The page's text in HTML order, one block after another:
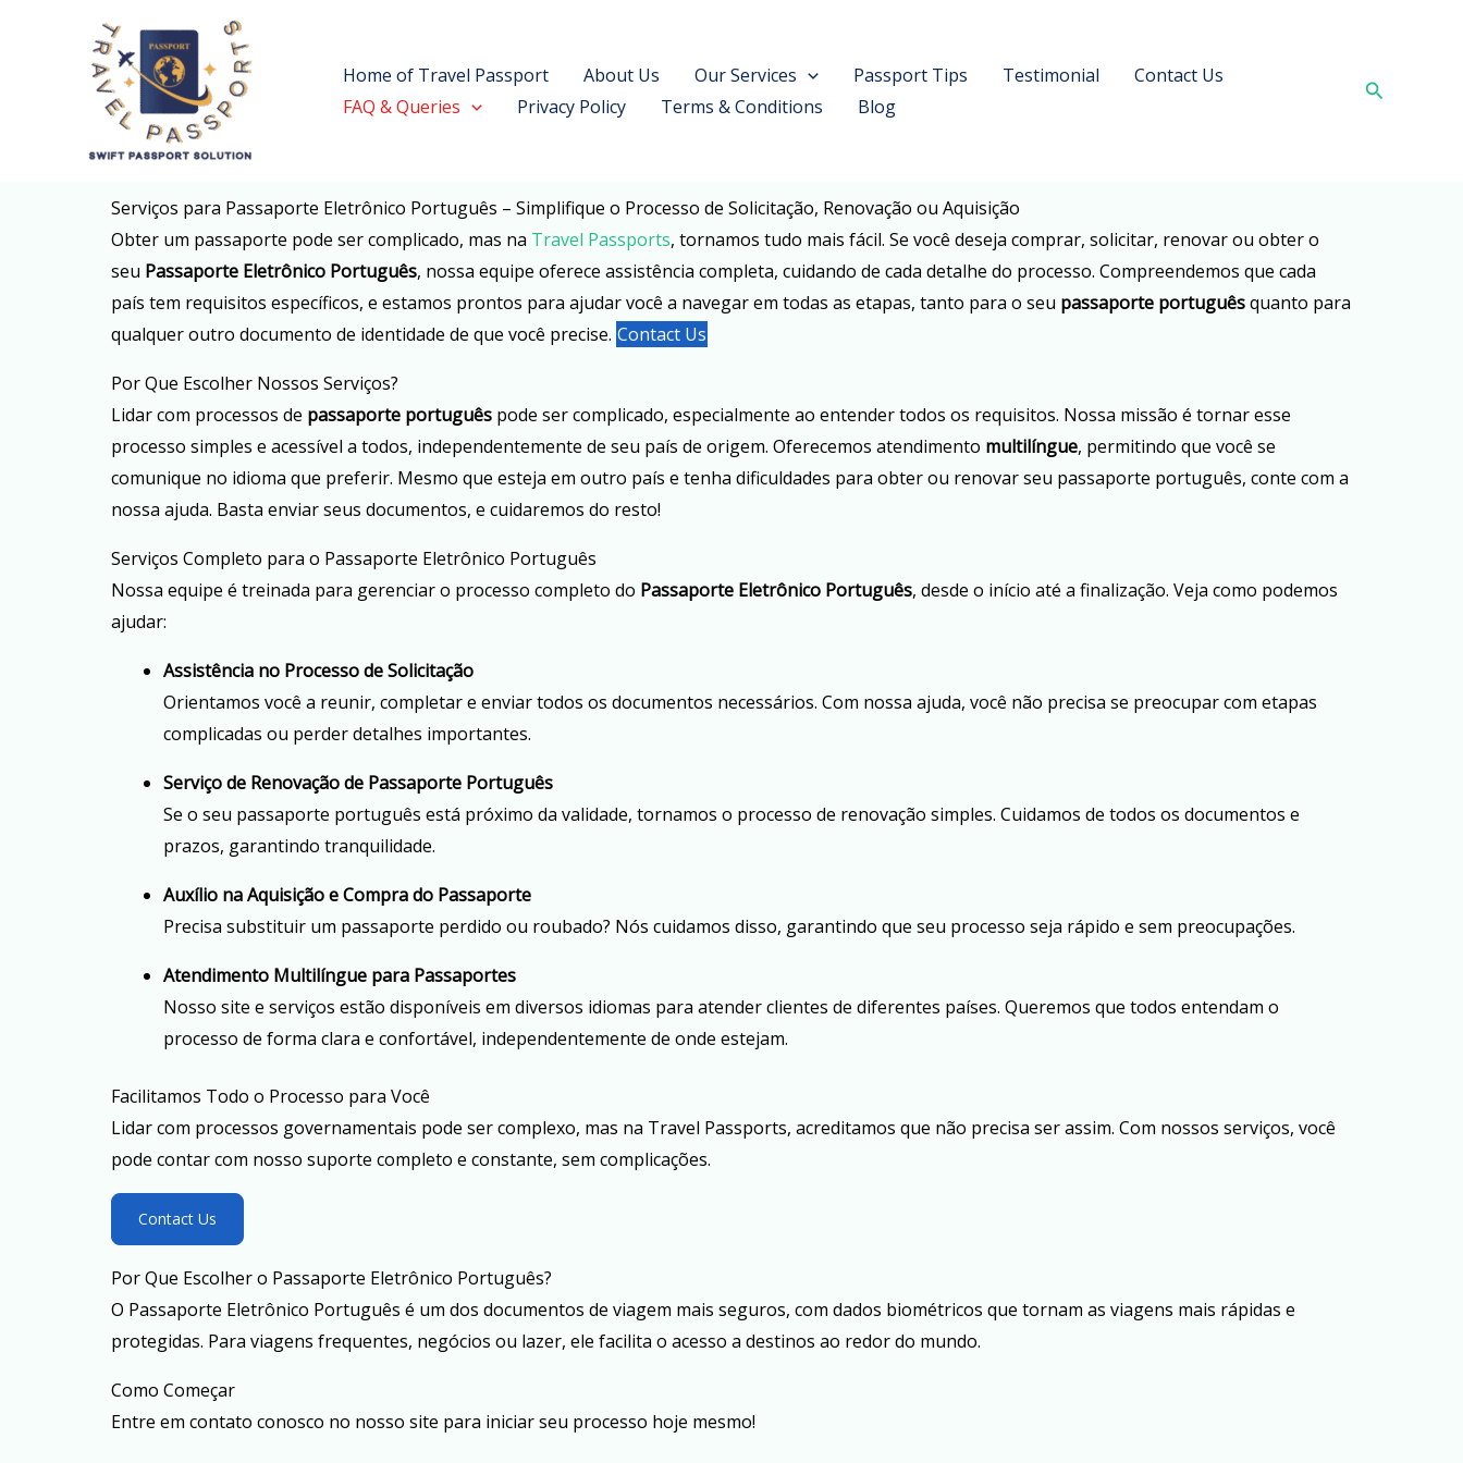
Home of Travel Passport About Us Our Services Passport Tips Testimonial
Contact Us
FAQ & Queries
Privacy Policy Terms & Conditions Blog
Search
Serviços para Passaporte Eletrônico Português – Simplifique o Processo de Solicitação, Renovação ou Aquisição
Obter um passaporte pode ser complicado, mas na Travel Passports, tornamos tudo mais fácil. Se você deseja comprar, solicitar, renovar ou obter o
seu Passaporte Eletrônico Português, nossa equipe oferece assistência completa, cuidando de cada detalhe do processo. Compreendemos que cada
país tem requisitos específicos, e estamos prontos para ajudar você a navegar em todas as etapas, tanto para o seu passaporte portuguêsquanto para
qualquer outro documento de identidade de que você precise. Contact Us
Por Que Escolher Nossos Serviços?
Lidar com processos de passaporte português pode ser complicado, especialmente ao entender todos os requisitos. Nossa missão é tornar esse
processo simples e acessível a todos, independentemente de seu país de origem. Oferecemos atendimento multilíngue, permitindo que você se
comunique no idioma que preferir. Mesmo que esteja em outro país e tenha dificuldades para obter ou renovar seu passaporte português, conte com a
nossa ajuda. Basta enviar seus documentos, e cuidaremos do resto!
Serviços Completo para o Passaporte Eletrônico Português
Nossa equipe é treinada para gerenciar o processo completo do Passaporte Eletrônico Português, desde o início até a finalização. Veja como podemos
ajudar:
Assistência no Processo de Solicitação
Orientamos você a reunir, completar e enviar todos os documentos necessários. Com nossa ajuda, você não precisa se preocupar com etapas
complicadas ou perder detalhes importantes.
Serviço de Renovação de Passaporte Português
Se o seu passaporte português está próximo da validade, tornamos o processo de renovação simples. Cuidamos de todos os documentos e
prazos, garantindo tranquilidade.
Auxílio na Aquisição e Compra do Passaporte
Precisa substituir um passaporte perdido ou roubado? Nós cuidamos disso, garantindo que seu processo seja rápido e sem preocupações.
Atendimento Multilíngue para Passaportes
Nosso site e serviços estão disponíveis em diversos idiomas para atender clientes de diferentes países. Queremos que todos entendam o
processo de forma clara e confortável, independentemente de onde estejam.
Facilitamos Todo o Processo para Você
Lidar com processos governamentais pode ser complexo, mas na Travel Passports, acreditamos que não precisa ser assim. Com nossos serviços, você
pode contar com nosso suporte completo e constante, sem complicações.
Contact Us
Por Que Escolher o Passaporte Eletrônico Português?
O Passaporte Eletrônico Português é um dos documentos de viagem mais seguros, com dados biométricos que tornam as viagens mais rápidas e
protegidas. Para viagens frequentes, negócios ou lazer, ele facilita o acesso a destinos ao redor do mundo.
Como Começar
Entre em contato conosco no nosso site para iniciar seu processo hoje mesmo!